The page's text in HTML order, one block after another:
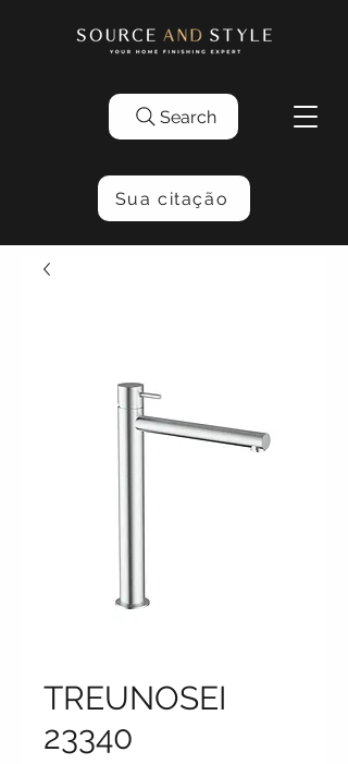
Search
Sua citação
TREUNOSEI
23340